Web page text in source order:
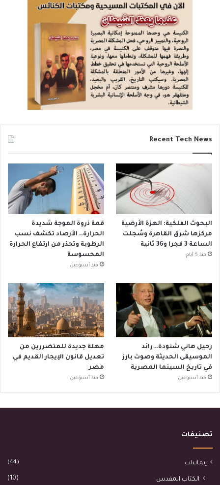
Recent Tech News
البحوث الفلكية: الهزة الأرضية
مركزها شرق القاهرة وسُجلت
الساعة 3 فجرا و36 ثانية
منذ 5 أيام
قمة ذروة الموجة شديدة
الحرارة.. الأرصاد تكشف نسب
الرطوبة وتحذر من ارتفاع الحرارة
المحسوسة
منذ أسبوعين
رحيل هاني شنودة.. رائد
الموسيقى الحديثة وصوت بارز
في تاريخ السينما المصرية
منذ أسبوعين
مهلة جديدة للمتضررين من
تعديل قانون الإيجار القديم في
مصر
منذ أسبوعين
تصنيفات
إيمانيات (44)
الكتاب المقدس (10)